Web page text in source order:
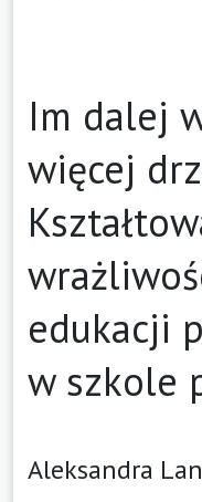
Im dalej
więcej
edukacji
w szkole
Aleksandra